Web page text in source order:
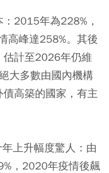
2015年為228%，
高峰達258%。其後
計至2026年仍維
大多數由國內機構
高築的國家，有主
上升幅度驚人：由
，2020年疫情後飆